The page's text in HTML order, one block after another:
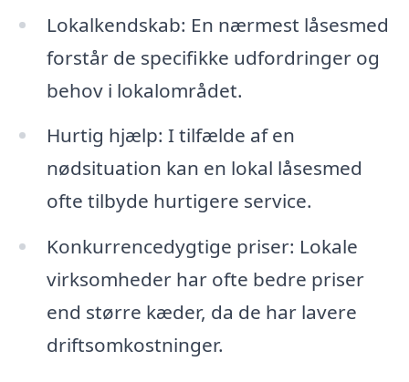
Lokalkendskab: En nærmest låsesmed
forstår de specifikke udfordringer og
behov i lokalområdet.
Hurtig hjælp: I tilfælde af en
nødsituation kan en lokal låsesmed
ofte tilbyde hurtigere service.
Konkurrencedygtige priser: Lokale
virksomheder har ofte bedre priser
end større kæder, da de har lavere
driftsomkostninger.